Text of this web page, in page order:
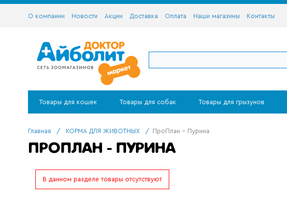
О компании Новости Акции Доставка Оплата Наши магазины Контакты
Товары для кошек Товары для собак Товары для грызунов
Главная / КОРМА ДЛЯ ЖИВОТНЫХ / ПроПлан - Пурина
ПРОПЛАН - ПУРИНА
В данном разделе товары отсутствуют